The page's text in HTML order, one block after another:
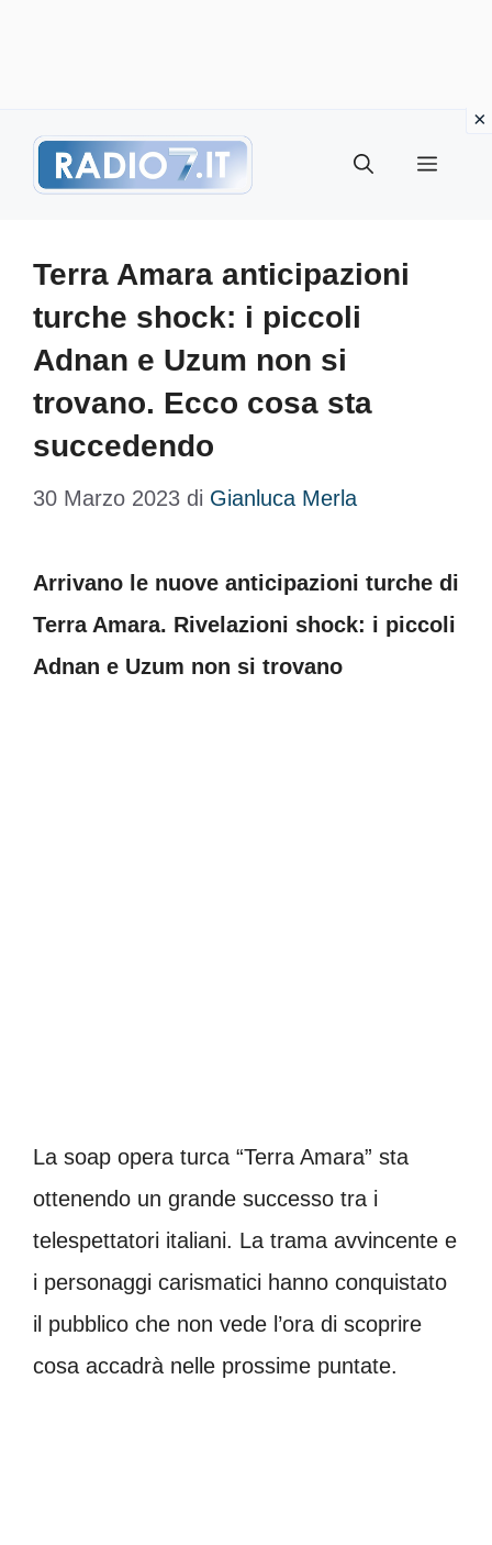
Menu
Terra Amara anticipazioni
turche shock: i piccoli
Adnan e Uzum non si
trovano. Ecco cosa sta
succedendo
30 Marzo 2023 di Gianluca Merla
Arrivano le nuove anticipazioni turche di
Terra Amara. Rivelazioni shock: i piccoli
Adnan e Uzum non si trovano
La soap opera turca “Terra Amara” sta
ottenendo un grande successo tra i
telespettatori italiani. La trama avvincente e
i personaggi carismatici hanno conquistato
il pubblico che non vede l’ora di scoprire
cosa accadrà nelle prossime puntate.